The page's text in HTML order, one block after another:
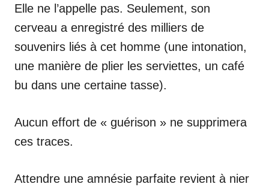
Elle ne l’appelle pas. Seulement, son
cerveau a enregistré des milliers de
souvenirs liés à cet homme (une intonation,
une manière de plier les serviettes, un café
bu dans une certaine tasse).
Aucun effort de « guérison » ne supprimera
ces traces.
Attendre une amnésie parfaite revient à nier